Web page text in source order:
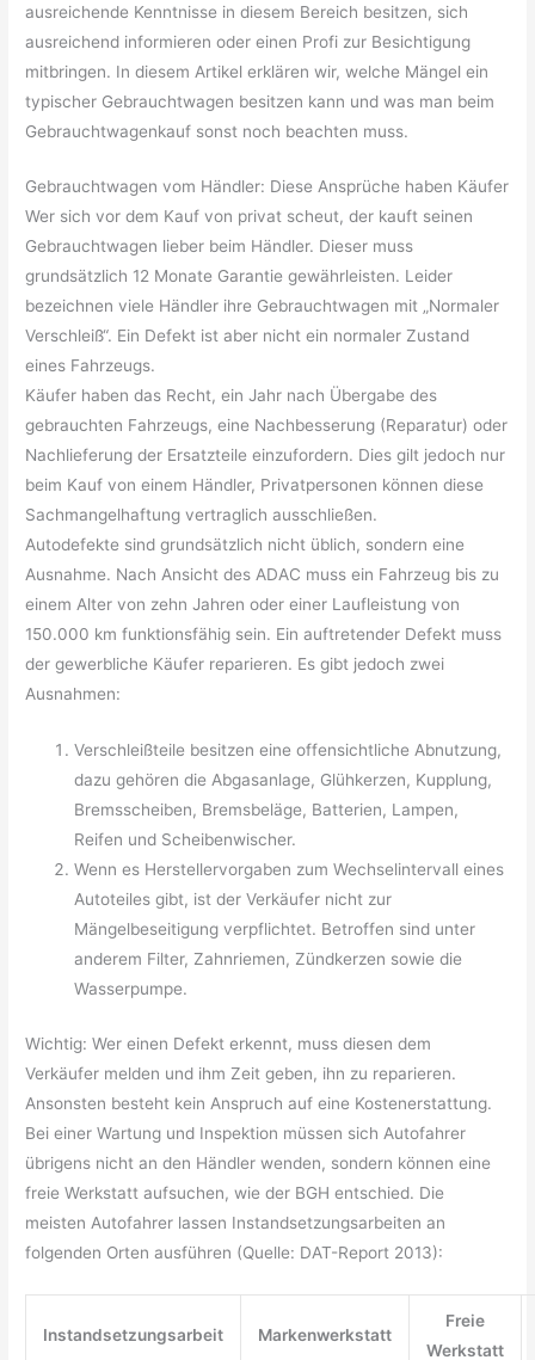
ausreichende Kenntnisse in diesem Bereich besitzen, sich
ausreichend informieren oder einen Profi zur Besichtigung
mitbringen. In diesem Artikel erklären wir, welche Mängel ein
typischer Gebrauchtwagen besitzen kann und was man beim
Gebrauchtwagenkauf sonst noch beachten muss.
Gebrauchtwagen vom Händler: Diese Ansprüche haben Käufer
Wer sich vor dem Kauf von privat scheut, der kauft seinen
Gebrauchtwagen lieber beim Händler. Dieser muss
grundsätzlich 12 Monate Garantie gewährleisten. Leider
bezeichnen viele Händler ihre Gebrauchtwagen mit „Normaler
Verschleiß“. Ein Defekt ist aber nicht ein normaler Zustand
eines Fahrzeugs.
Käufer haben das Recht, ein Jahr nach Übergabe des
gebrauchten Fahrzeugs, eine Nachbesserung (Reparatur) oder
Nachlieferung der Ersatzteile einzufordern. Dies gilt jedoch nur
beim Kauf von einem Händler, Privatpersonen können diese
Sachmangelhaftung vertraglich ausschließen.
Autodefekte sind grundsätzlich nicht üblich, sondern eine
Ausnahme. Nach Ansicht des ADAC muss ein Fahrzeug bis zu
einem Alter von zehn Jahren oder einer Laufleistung von
150.000 km funktionsfähig sein. Ein auftretender Defekt muss
der gewerbliche Käufer reparieren. Es gibt jedoch zwei
Ausnahmen:
Verschleißteile besitzen eine offensichtliche Abnutzung,
dazu gehören die Abgasanlage, Glühkerzen, Kupplung,
Bremsscheiben, Bremsbeläge, Batterien, Lampen,
Reifen und Scheibenwischer.
Wenn es Herstellervorgaben zum Wechselintervall eines
Autoteiles gibt, ist der Verkäufer nicht zur
Mängelbeseitigung verpflichtet. Betroffen sind unter
anderem Filter, Zahnriemen, Zündkerzen sowie die
Wasserpumpe.
Wichtig: Wer einen Defekt erkennt, muss diesen dem
Verkäufer melden und ihm Zeit geben, ihn zu reparieren.
Ansonsten besteht kein Anspruch auf eine Kostenerstattung.
Bei einer Wartung und Inspektion müssen sich Autofahrer
übrigens nicht an den Händler wenden, sondern können eine
freie Werkstatt aufsuchen, wie der BGH entschied. Die
meisten Autofahrer lassen Instandsetzungsarbeiten an
folgenden Orten ausführen (Quelle: DAT-Report 2013):
Instandsetzungsarbeit Markenwerkstatt
Freie
Werkstatt